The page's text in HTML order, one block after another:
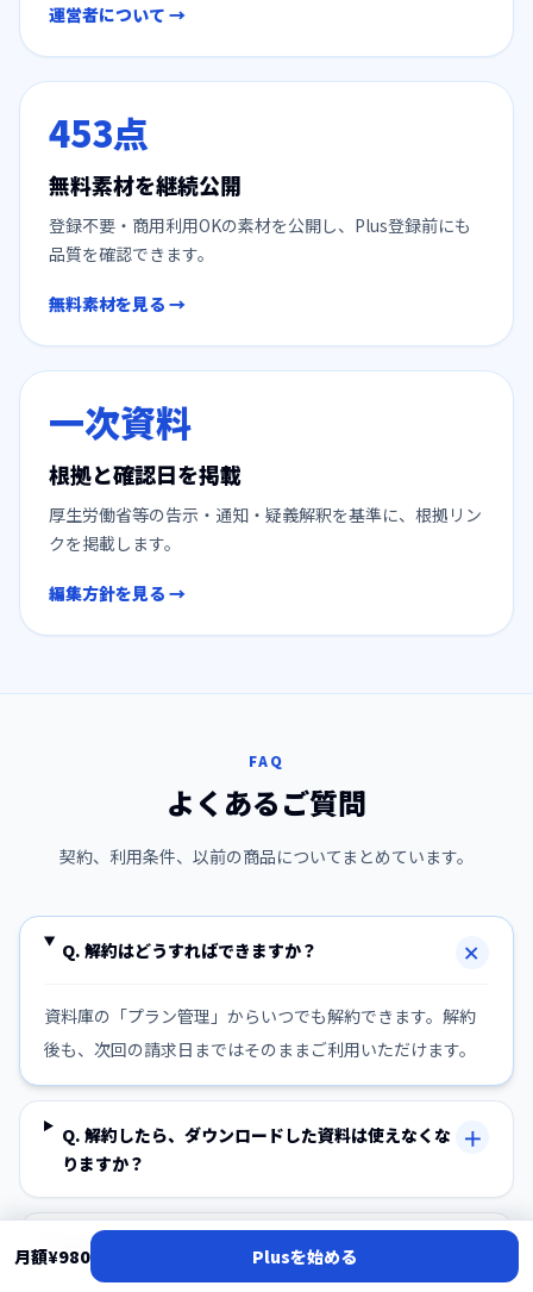
運営者について →
453点
無料素材を継続公開
登録不要・商用利用OKの素材を公開し、Plus登録前にも
品質を確認できます。
無料素材を見る →
一次資料
根拠と確認日を掲載
厚生労働省等の告示・通知・疑義解釈を基準に、根拠リン
クを掲載します。
編集方針を見る →
FAQ
よくあるご質問
契約、利用条件、以前の商品についてまとめています。
Q. 解約はどうすればできますか？ ＋
資料庫の「プラン管理」からいつでも解約できます。解約
後も、次回の請求日まではそのままご利用いただけます。
Q. 解約したら、ダウンロードした資料は使えなくな
りますか？
＋
Q.PowerPointを持っていなくても使えますか？
月額¥980 Plusを始める